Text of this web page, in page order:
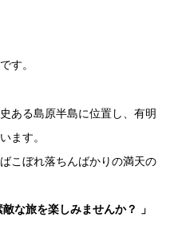
す。
ある島原半島に位置し、有明
ます。
こぼれ落ちんばかりの満天の
な旅を楽しみませんか？ 」